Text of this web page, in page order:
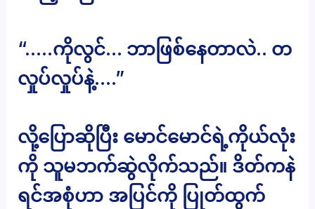
“…..ကိုလွင်… ဘာဖြစ်နေတာလဲ.. တ
လှုပ်လှုပ်နဲ့….”
လို့ပြောဆိုပြီး မောင်မောင်ရဲ့ကိုယ်လုံး
ကို သူမဘက်ဆွဲလိုက်သည်။ ဒိတ်ကနဲ
ရင်အစုံဟာ အပြင်ကို ပြုတ်ထွက်